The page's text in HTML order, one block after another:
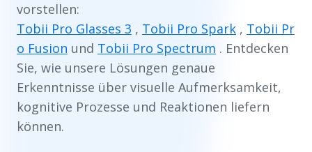
vorstellen:
Tobii Pro Glasses 3 , Tobii Pro Spark , Tobii Pr
o Fusion und Tobii Pro Spectrum . Entdecken
Sie, wie unsere Lösungen genaue
Erkenntnisse über visuelle Aufmerksamkeit,
kognitive Prozesse und Reaktionen liefern
können.